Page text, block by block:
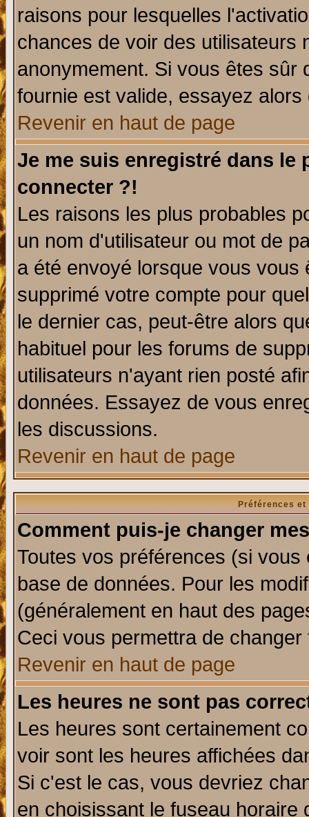
raisons pour lesquelles
chances de voir des utilisateurs
anonymement. Si vous êtes sûr
fournie est valide, essayez
Revenir en haut de page
Je me suis enregistré dans le
connecter ?!
Les raisons les plus probables
un nom d'utilisateur ou mot de
a été envoyé lorsque vous
supprimé votre compte pour
le dernier cas, peut-être alors
habituel pour les forums de
utilisateurs n'ayant rien posté
données. Essayez de vous
les discussions.
Revenir en haut de page
Préférences
Comment puis-je changer
Toutes vos préférences (si
base de données. Pour les
(généralement en haut des
Ceci vous permettra de
Revenir en haut de page
Les heures ne sont pas
Les heures sont certainement
voir sont les heures affichées
Si c'est le cas, vous devriez
en choisissant le fuseau